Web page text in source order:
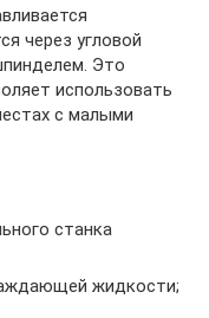
через угловой
Это
использовать
с малыми
станка
жидкости;